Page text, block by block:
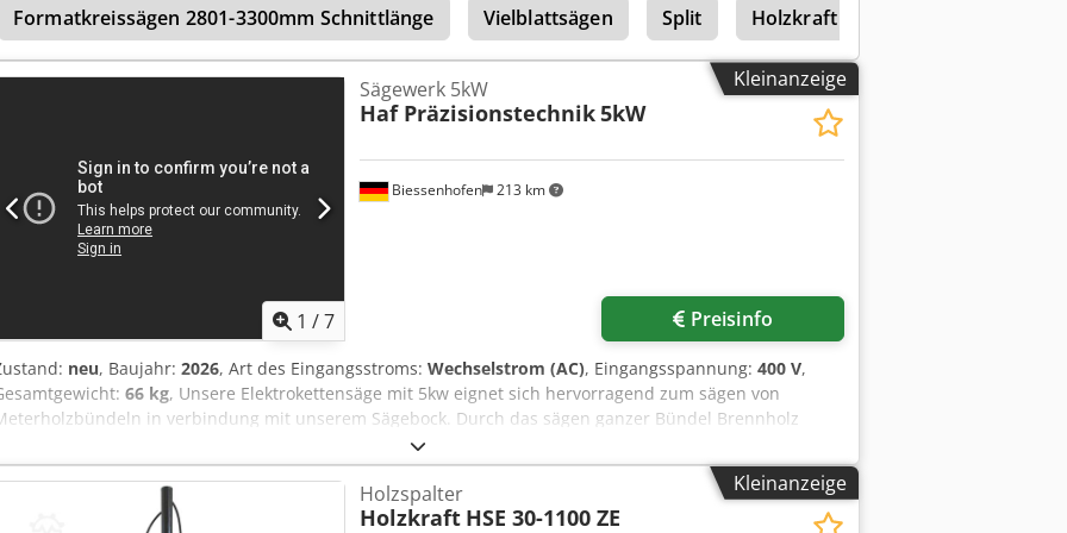
Formatkreissägen 2801-3300mm Schnittlänge
Vielblattsägen Split Holzkraft Kgz 3050
Kleinanzeige
1 /7
Biessenhofen 213 km
Sägewerk 5kW
Haf Präzisionstechnik5kW
Preisinfo
neu, Baujahr: 2026, Art des Eingangsstroms: Wechselstrom (AC), Eingangsspannung: 400 V,
66 kg, Unsere Elektrokettensäge mit 5kw eignet sich hervorragend zum sägen von
in verbindung mit unserem Sägebock. Durch das sägen ganzer Bündel Brennholz
Meterholz entfällt enorm viel Handarbeit! Im 1-Mann-Betrieb können so innerhalb weniger Minuten bis
1 Ster Holz und ca. 5 Ster in der Stunde verarbeitet werden. Die durchschnittliche Zeit pro Schnitt
beträgt 1,5min. Dcodpfx Agofnrx Totsk
Kleinanzeige
Holzspalter
Holzkraft HSE 30-1100 ZE